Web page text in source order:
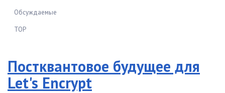
Обсуждаемые
TOP
Постквантовое будущее для
Let's Encrypt